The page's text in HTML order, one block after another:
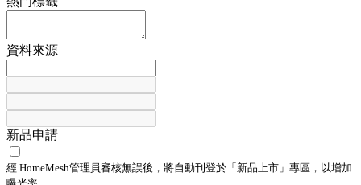
資料來源
新品申請
經 HomeMesh管理員審核無誤後，將自動刊登於「 新品上市 」專區，以增加